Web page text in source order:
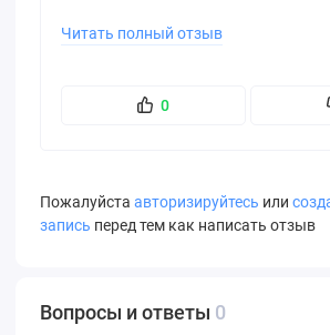
размерной сетке, толи они на
женщина. Зря выброшенные деньги.
Читать полный отзыв
0
Пожалуйста авторизируйтесь или
запись перед тем как написать отзыв
Вопросы и ответы 0